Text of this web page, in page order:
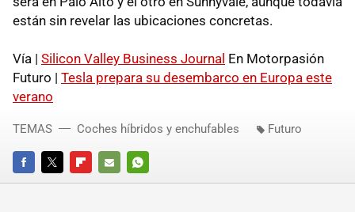
están sin revelar las ubicaciones concretas.
Vía | Silicon Valley Business Journal En Motorpasión
Futuro | Tesla prepara su desembarco en Europa este
verano
FACEBOOKTWITTERFLIPBOARD
E-
WHATSAPP
TEMAS Coches híbridos y enchufables Futuro